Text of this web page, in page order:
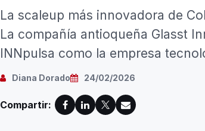
La scaleup más innovadora de
La compañía antioqueña Glasst
INNpulsa como la empresa
Diana Dorado 24/02/2026
Compartir: